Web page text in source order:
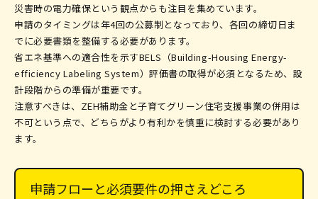
災害時の電力確保という観点からも注目を集めています。
申請のタイミングは年4回の公募制となっており、各回の締切日ま
でに必要書類を整備する必要があります。
省エネ基準への適合性を示すBELS（Building-Housing Energy-
efficiency Labeling System）評価書の取得が必須となるため、設
計段階からの準備が重要です。
注意すべきは、ZEH補助金と子育てグリーン住宅支援事業の併用は
不可という点で、どちらがより有利かを慎重に検討する必要があり
ます。
申請フローと必須要件の押さえどころ